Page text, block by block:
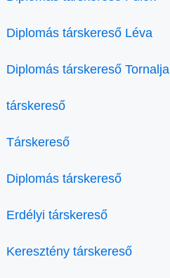
Diplomás társkereső Léva
Diplomás társkereső Tornalja
társkereső
Társkereső
Diplomás társkereső
Erdélyi társkereső
Keresztény társkereső